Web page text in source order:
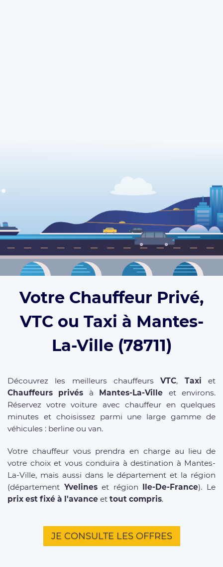
Votre Chauffeur Privé,
VTC ou Taxi à Mantes-
La-Ville (78711)
Découvrez les meilleurs chauffeursVTC, Taxi et
Chauffeurs privés à Mantes-La-Ville et environs.
Réservez votre voiture avec chauffeur en quelques
minutes et choisissez parmi une large gamme de
véhicules : berline ou van.
Votre chauffeur vous prendra en charge au lieu de
votre choix et vous conduira à destination à Mantes-
La-Ville, mais aussi dans le département et la région
(département Yvelineset région Ile-De-France). Le
prix est fixé à l'avance et tout compris.
JE CONSULTE LES OFFRES